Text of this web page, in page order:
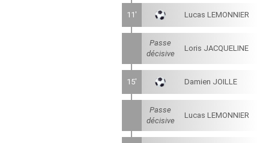
11' Lucas LEMONNIER
Passe
décisive
Loris JACQUELINE
15' Damien JOILLE
Passe
décisive
Lucas LEMONNIER